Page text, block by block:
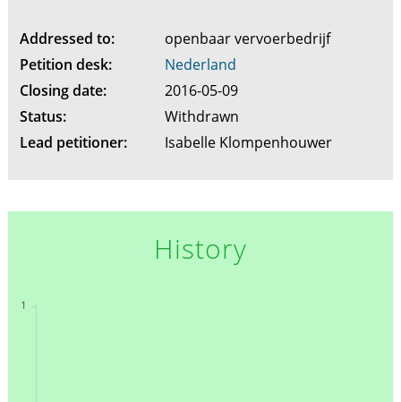
Addressed to:
openbaar vervoerbedrijf
Petition desk:
Nederland
Closing date:
2016-05-09
Status:
Withdrawn
Lead petitioner:
Isabelle Klompenhouwer
History